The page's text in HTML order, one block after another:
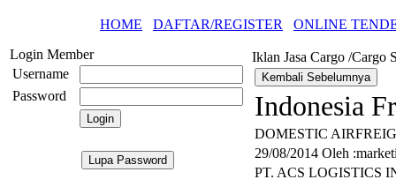
HOME DAFTAR/REGISTER
ONLINE
Login Member
Username
Password
Iklan Jasa Cargo /Cargo
Indonesia
DOMESTIC
29/08/2014 Oleh
PT. ACS LOGISTICS